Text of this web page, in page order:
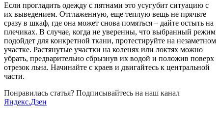
Если прогладить одежду с пятнами это усугубит ситуацию с
их выведением. Отглаженную, еще теплую вещь не прячьте
сразу в шкаф, где она может снова помяться – дайте остыть на
плечиках. В случае, когда не уверенны, что выбранный режим
подойдет для конкретной ткани, протестируйте на незаметном
участке. Растянутые участки на коленях или локтях можно
убрать, предварительно сбрызнув их водой и положив поверх
отрезок льна. Начинайте с краев и двигайтесь к центральной
части.
Понравилась статья? Подписывайтесь на наш канал
Яндекс.Дзен